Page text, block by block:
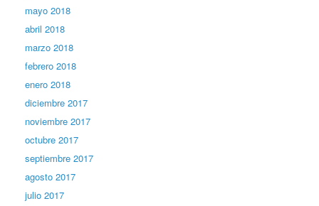
mayo 2018
abril 2018
marzo 2018
febrero 2018
enero 2018
diciembre 2017
noviembre 2017
octubre 2017
septiembre 2017
agosto 2017
julio 2017